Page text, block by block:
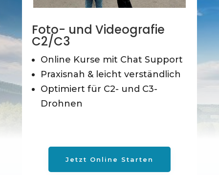
Foto- und Videografie
C2/C3
Online Kurse mit Chat Support
Praxisnah & leicht verständlich
Optimiert für C2- und C3-
Drohnen
Jetzt Online Starten